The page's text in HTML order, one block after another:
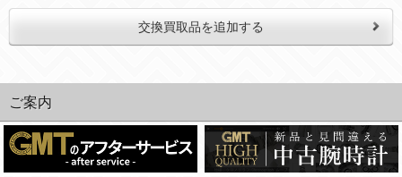
交換買取品を追加する
ご案内